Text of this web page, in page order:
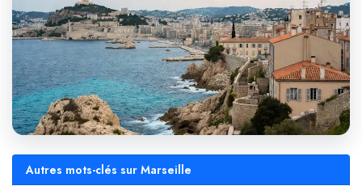
Autres mots-clés sur Marseille